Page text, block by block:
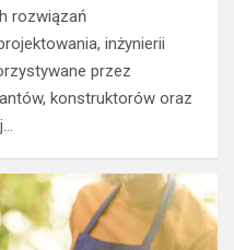
rozwiązań
inżynierii
przez
konstruktorów oraz